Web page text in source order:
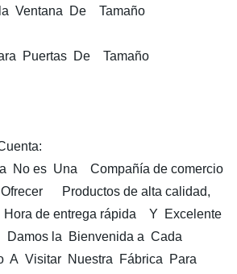
Ventana De Tamaño
De Tamaño
No es Una Compañía de comercio
Productos de alta calidad,
Hora de entrega rápida Y Excelente
Damos la Bienvenida a Cada
A Visitar Nuestra Fábrica Para